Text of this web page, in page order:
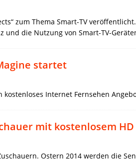
zum Thema Smart-TV
und die Nutzung von Smart-TV-
startet
Internet Fernsehen
mit kostenlosem HD
Ostern 2014 werden die